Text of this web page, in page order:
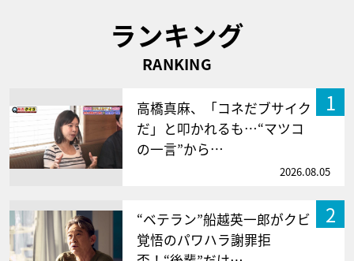
ランキング
RANKING
1
高橋真麻、「コネだブサイク
だ」と叩かれるも…“マツコ
の一言”から…
2026.08.05
2
“ベテラン”船越英一郎がクビ
覚悟のパワハラ謝罪拒